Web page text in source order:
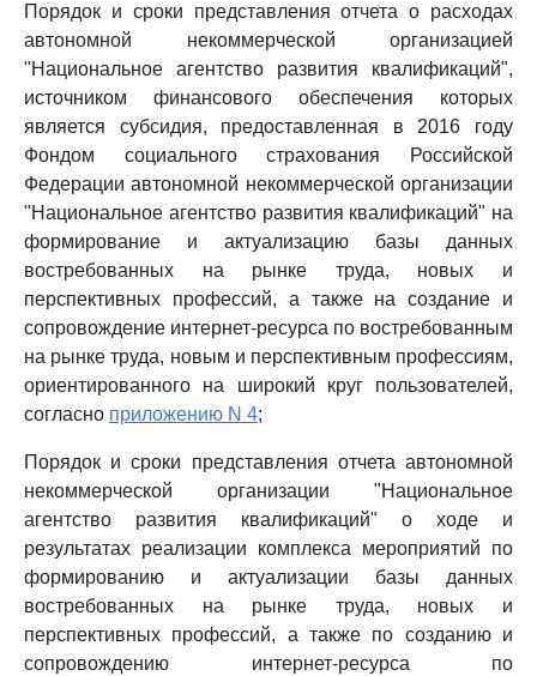
Порядок и сроки представления отчета о расходах
автономной некоммерческой организацией
"Национальное агентство развития квалификаций",
источником финансового обеспечения которых
является субсидия, предоставленная в 2016 году
Фондом социального страхования Российской
Федерации автономной некоммерческой организации
"Национальное агентство развития квалификаций" на
формирование и актуализацию базы данных
востребованных на рынке труда, новых и
перспективных профессий, а также на создание и
сопровождение интернет-ресурса по востребованным
на рынке труда, новым и перспективным профессиям,
ориентированного на широкий круг пользователей,
согласно приложению N 4;
Порядок и сроки представления отчета автономной
некоммерческой организации "Национальное
агентство развития квалификаций" о ходе и
результатах реализации комплекса мероприятий по
формированию и актуализации базы данных
востребованных на рынке труда, новых и
перспективных профессий, а также по созданию и
сопровождению интернет-ресурса по